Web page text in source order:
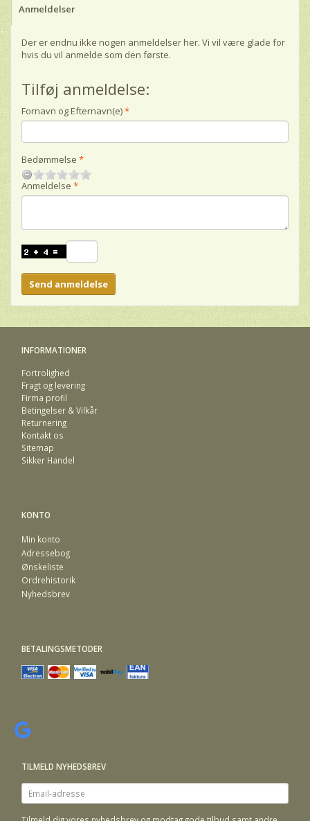
Anmeldelser
Der er endnu ikke nogen anmeldelser her. Vi vil være glade for
hvis du vil anmelde som den første.
Tilføj anmeldelse:
Fornavn og Efternavn(e)
Bedømmelse
Anmeldelse
Send anmeldelse
INFORMATIONER
Fortrolighed
Fragt og levering
Firma profil
Betingelser & Vilkår
Returnering
Kontakt os
Sitemap
Sikker Handel
KONTO
Min konto
Adressebog
Ønskeliste
Ordrehistorik
Nyhedsbrev
BETALINGSMETODER
TILMELD NYHEDSBREV
Email-
adresse